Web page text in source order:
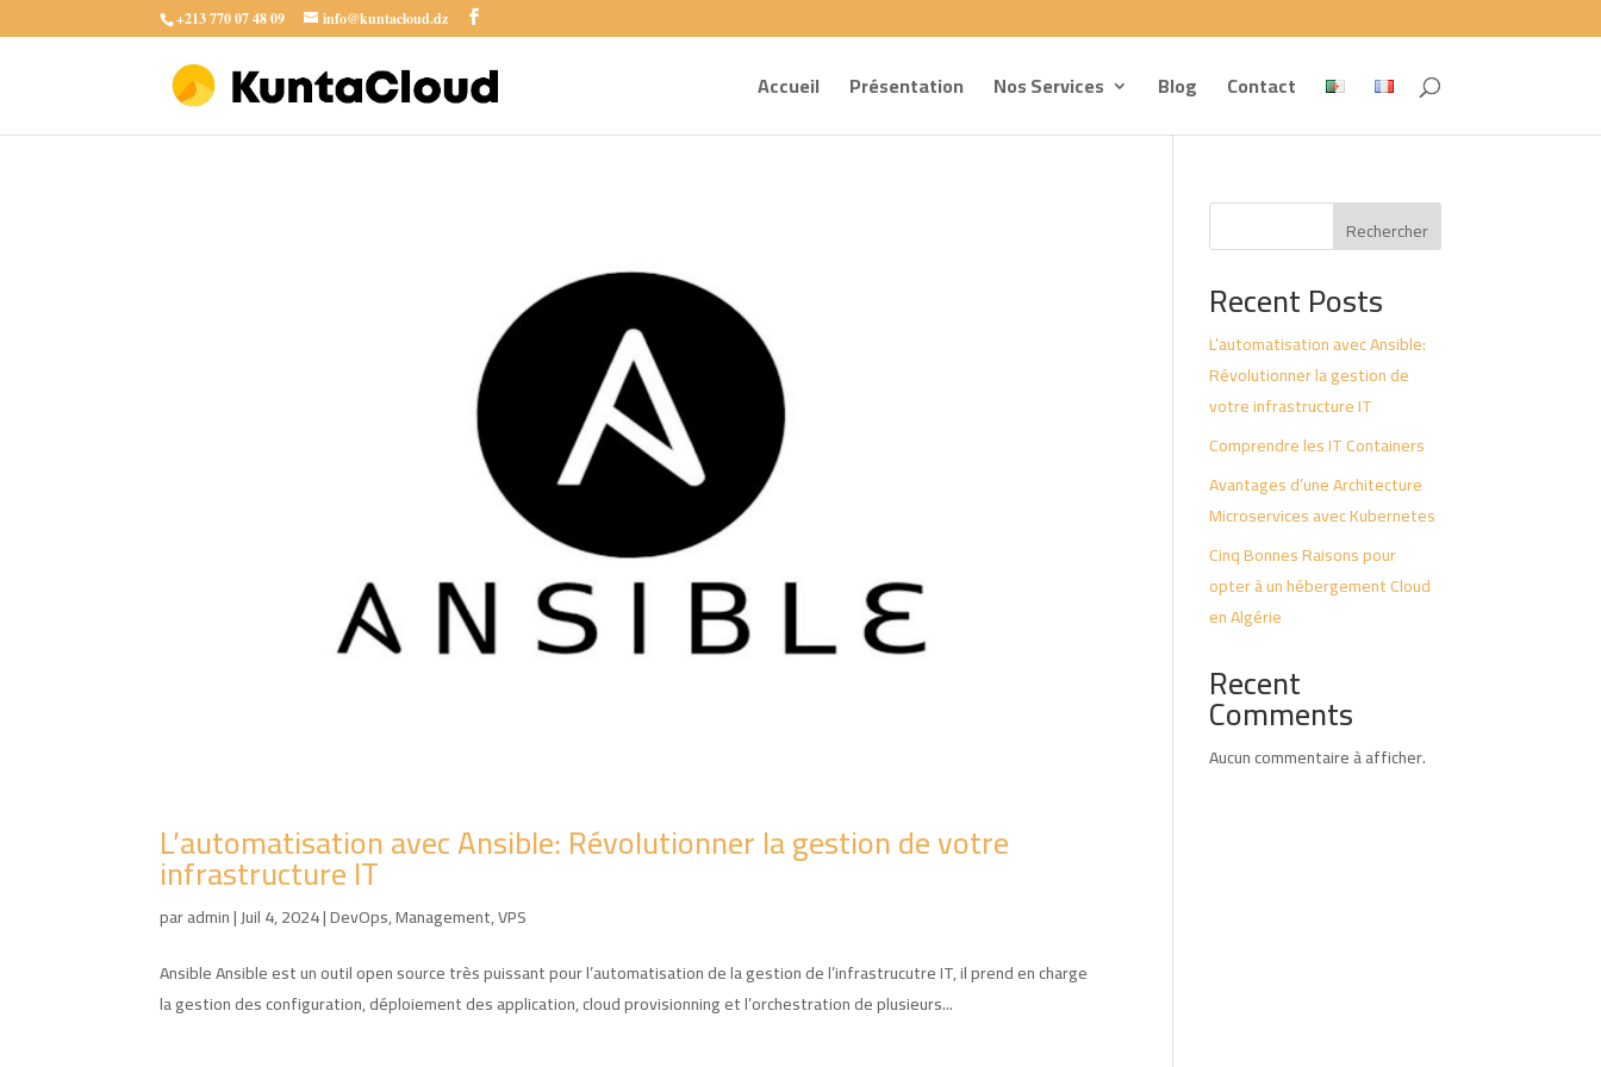
+213 770 07 48 09 info@kuntacloud.dz
Accueil Présentation Nos Services Blog Contact
L’automatisation avec Ansible: Révolutionner la gestion de votre
infrastructure IT
paradmin|Juil 4, 2024|DevOps,Management,VPS
Ansible Ansible est un outil open source très puissant pour l’automatisation de la gestion de l’infrastrucutre IT, il prend en charge
la gestion des configuration, déploiement des application, cloud provisionning et l’orchestration de plusieurs...
Rechercher
Recent Posts
L’automatisation avec Ansible:
Révolutionner la gestion de
votre infrastructure IT
Comprendre les IT Containers
Avantages d’une Architecture
Microservices avec Kubernetes
Cinq Bonnes Raisons pour
opter à un hébergement Cloud
en Algérie
Recent
Comments
Aucun commentaire à afficher.